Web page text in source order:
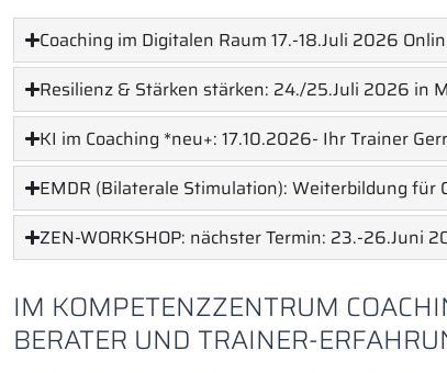
Coaching im Digitalen Raum 17.-18.Juli 2026
Resilienz & Stärken stärken: 24./25.Juli 2026 in
KI im Coaching *neu+: 17.10.2026- Ihr Trainer
EMDR (Bilaterale Stimulation): Weiterbildung für
ZEN-WORKSHOP: nächster Termin: 23.-26.Juni
IM KOMPETENZZENTRUM
BERATER UND TRAINER-